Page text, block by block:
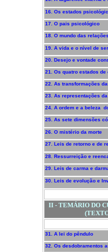
16. Os estados
17. O pais psicológico
18. O mundo das relações
19. A vida e o nível de ser
20. Desejo e vontade
21. Os quatro estados de
22. As transformações
23. As representações
24. A ordem e a beleza
25. As sete dimensões
26. O mistério da morte
27. Leis de retorno e de
28. Ressurreição e
29. Leis de carma e
30. Leis de evolução e
II - TEMÁRIO DO
31. A lei do pêndulo
32. Os desdobramentos